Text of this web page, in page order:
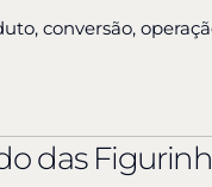
conversão,
das